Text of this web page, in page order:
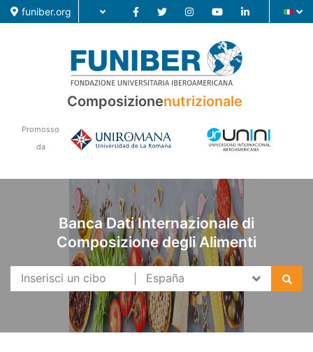
funiber.org
Composizione nutrizionale
Ricerca
Composizionenutrizionale
Promosso
da
Banca Dati Internazionale di
Composizione degli Alimenti